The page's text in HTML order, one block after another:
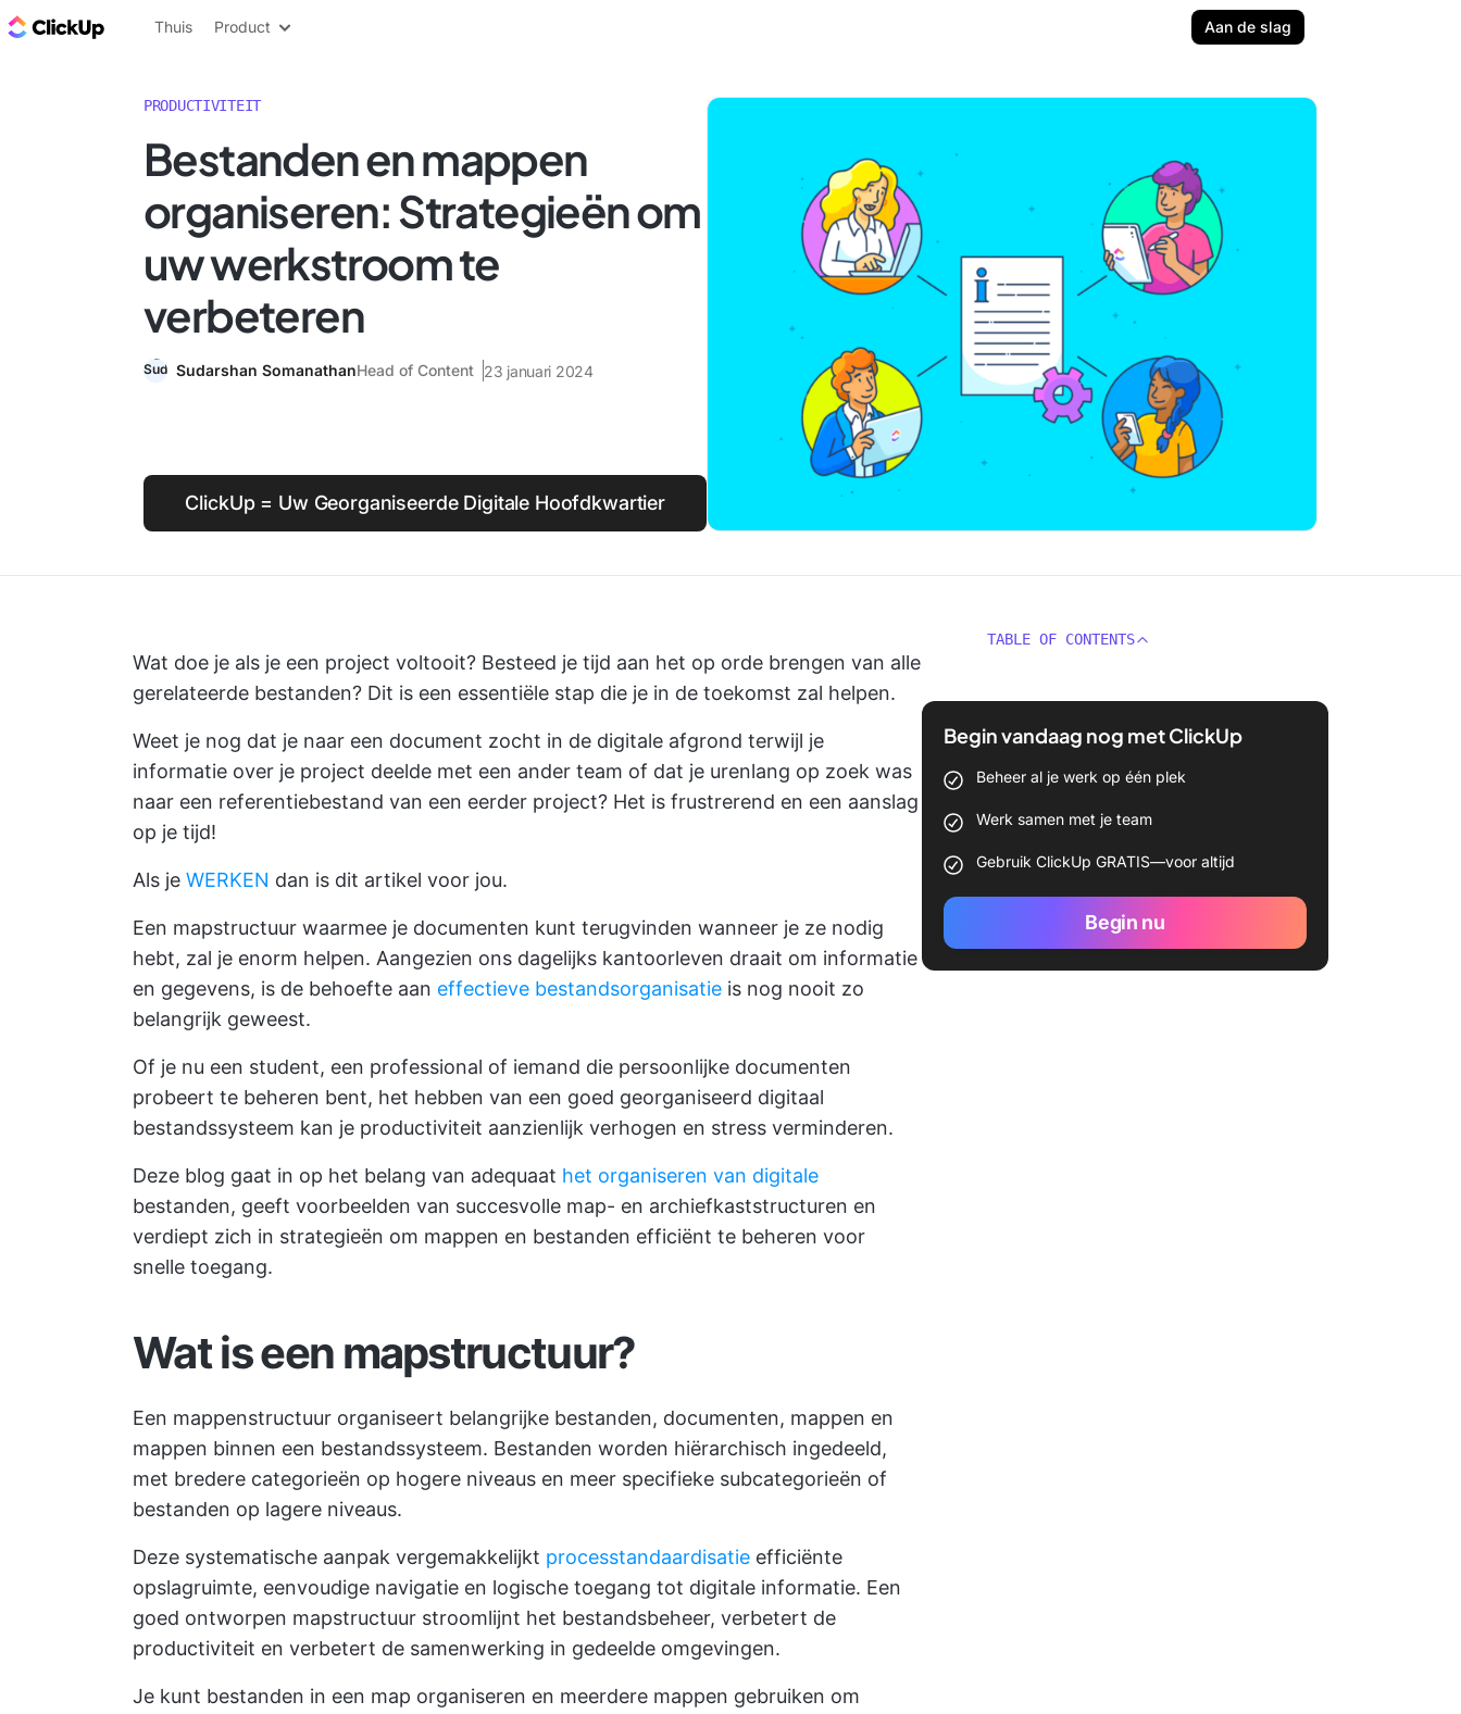
ClickUp Blog
Thuis Product Aan de slag
PRODUCTIVITEIT
Bestanden en mappen
organiseren: Strategieën om
uw werkstroom te
verbeteren
Sudarshan SomanathanHead of Content 23 januari 2024
ClickUp = Uw Georganiseerde Digitale Hoofdkwartier
Wat doe je als je een project voltooit? Besteed je tijd aan het op orde brengen van alle
gerelateerde bestanden? Dit is een essentiële stap die je in de toekomst zal helpen.
Weet je nog dat je naar een document zocht in de digitale afgrond terwijl je
informatie over je project deelde met een ander team of dat je urenlang op zoek was
naar een referentiebestand van een eerder project? Het is frustrerend en een aanslag
op je tijd!
Als je WERKEN dan is dit artikel voor jou.
Een mapstructuur waarmee je documenten kunt terugvinden wanneer je ze nodig
hebt, zal je enorm helpen. Aangezien ons dagelijks kantoorleven draait om informatie
en gegevens, is de behoefte aan effectieve bestandsorganisatie is nog nooit zo
belangrijk geweest.
Of je nu een student, een professional of iemand die persoonlijke documenten
probeert te beheren bent, het hebben van een goed georganiseerd digitaal
bestandssysteem kan je productiviteit aanzienlijk verhogen en stress verminderen.
Deze blog gaat in op het belang van adequaat het organiseren van digitale
bestanden, geeft voorbeelden van succesvolle map- en archiefkaststructuren en
verdiept zich in strategieën om mappen en bestanden efficiënt te beheren voor
snelle toegang.
Wat is een mapstructuur?
Een mappenstructuur organiseert belangrijke bestanden, documenten, mappen en
mappen binnen een bestandssysteem. Bestanden worden hiërarchisch ingedeeld,
met bredere categorieën op hogere niveaus en meer specifieke subcategorieën of
bestanden op lagere niveaus.
Deze systematische aanpak vergemakkelijkt processtandaardisatie efficiënte
opslagruimte, eenvoudige navigatie en logische toegang tot digitale informatie. Een
goed ontworpen mapstructuur stroomlijnt het bestandsbeheer, verbetert de
productiviteit en verbetert de samenwerking in gedeelde omgevingen.
Je kunt bestanden in een map organiseren en meerdere mappen gebruiken om
TABLE OF CONTENTS
Begin vandaag nog met ClickUp
Beheer al je werk op één plek
Werk samen met je team
Gebruik ClickUp GRATIS—voor altijd
Begin nu